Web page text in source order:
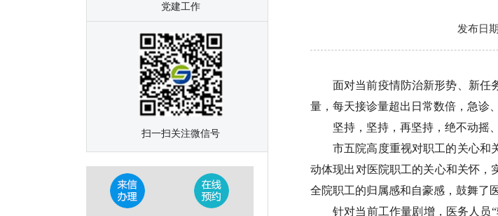
党建工作
扫一扫关注微信号
发布日
面对当前疫情防治新形势、新任
量，每天接诊量超出日常数倍，急诊
坚持，坚持，再坚持，绝不动摇
市五院高度重视对职工的关心和
动体现出对医院职工的关心和关怀，
全院职工的归属感和自豪感，鼓舞了
针对当前工作量剧增，医务人员